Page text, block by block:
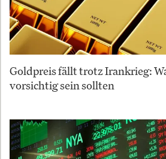
Goldpreis fällt trotz Irankrieg:
vorsichtig sein sollten